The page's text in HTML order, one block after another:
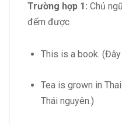
Trường hợp 1: Chủ
đếm được
This is a book.
Tea is grown in
Thái nguyên.)